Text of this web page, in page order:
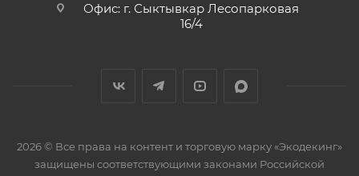
Офис: г. Сыктывкар Лесопарковая
16/4
2026 © Все права на контент и торговую марку «Экодекинг»
защищены соответствующими законами Российской